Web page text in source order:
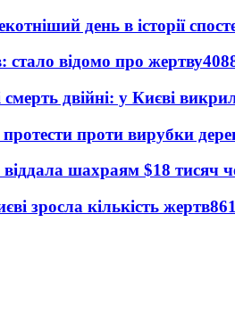
день в історії
стало відомо про жертву
двійні: у Києві
проти вирубки
віддала шахраям $18 тисяч
зросла кількість жертв861